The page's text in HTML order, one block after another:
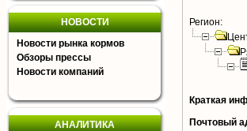
НОВОСТИ
Новости рынка кормов
Обзоры прессы
Новости компаний
АНАЛИТИКА
Регион:
Краткая
Почтовый